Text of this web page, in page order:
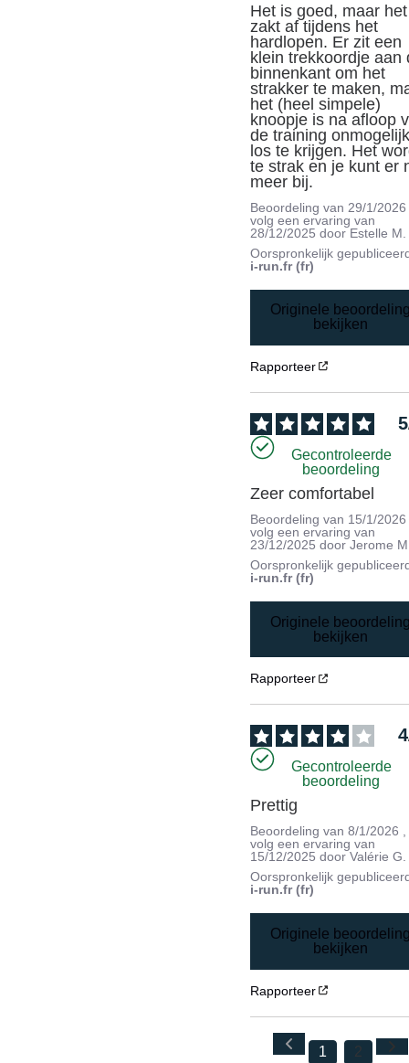
Het is goed, maar het
zakt af tijdens het
hardlopen. Er zit een
klein trekkoordje aan
binnenkant om het
strakker te maken,
het (heel simpele)
knoopje is na afloop
de training
los te krijgen. Het
te strak en je kunt er
meer bij.
Beoordeling van 29/1/2026
volg een ervaring van
28/12/2025 door Estelle M.
Oorspronkelijk
i-run.fr (fr)
Originele
bekijken
Rapporteer
5
Gecontroleerde
beoordeling
Zeer comfortabel
Beoordeling van 15/1/2026
volg een ervaring van
23/12/2025 doorJerome
Oorspronkelijk
i-run.fr (fr)
Originele
bekijken
Rapporteer
4
Gecontroleerde
beoordeling
Prettig
Beoordeling van8/1/2026 ,
volg een ervaring van
15/12/2025 doorValérie G.
Oorspronkelijk
i-run.fr (fr)
Originele
bekijken
Rapporteer
1 2